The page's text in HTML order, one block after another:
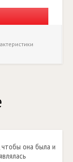
чтобы она была и